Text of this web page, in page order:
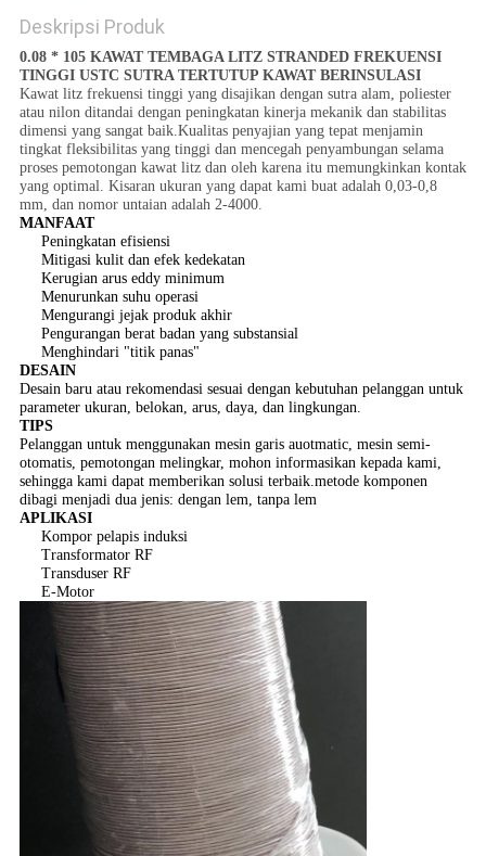
Deskripsi Produk
0.08 * 105 KAWAT TEMBAGA LITZ STRANDED FREKUENSI
TINGGI USTC SUTRA TERTUTUP KAWAT BERINSULASI
Kawat litz frekuensi tinggi yang disajikan dengan sutra alam, poliester
atau nilon ditandai dengan peningkatan kinerja mekanik dan stabilitas
dimensi yang sangat baik.Kualitas penyajian yang tepat menjamin
tingkat fleksibilitas yang tinggi dan mencegah penyambungan selama
proses pemotongan kawat litz dan oleh karena itu memungkinkan kontak
yang optimal. Kisaran ukuran yang dapat kami buat adalah 0,03-0,8
mm, dan nomor untaian adalah 2-4000.
MANFAAT
Peningkatan efisiensi
Mitigasi kulit dan efek kedekatan
Kerugian arus eddy minimum
Menurunkan suhu operasi
Mengurangi jejak produk akhir
Pengurangan berat badan yang substansial
Menghindari "titik panas"
DESAIN
Desain baru atau rekomendasi sesuai dengan kebutuhan pelanggan untuk
parameter ukuran, belokan, arus, daya, dan lingkungan.
TIPS
Pelanggan untuk menggunakan mesin garis auotmatic, mesin semi-
otomatis, pemotongan melingkar, mohon informasikan kepada kami,
sehingga kami dapat memberikan solusi terbaik.metode komponen
dibagi menjadi dua jenis: dengan lem, tanpa lem
APLIKASI
Kompor pelapis induksi
Transformator RF
Transduser RF
E-Motor